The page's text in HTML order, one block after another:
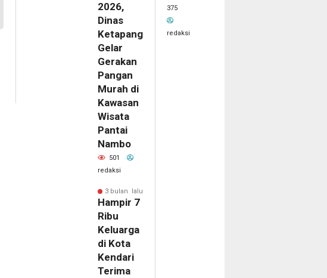
2026,
Dinas
Ketapang
Gelar
Gerakan
Pangan
Murah di
Kawasan
Wisata
Pantai
Nambo
501
redaksi
3 bulan lalu
Hampir 7
Ribu
Keluarga
di Kota
Kendari
Terima
375
redaksi